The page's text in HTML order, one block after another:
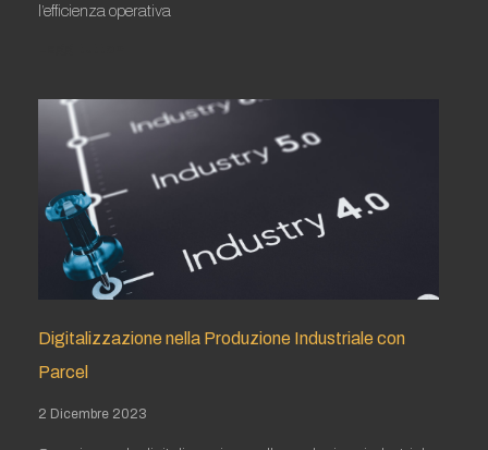
l’efficienza operativa
Digitalizzazione nella Produzione Industriale con
Parcel
2 Dicembre 2023